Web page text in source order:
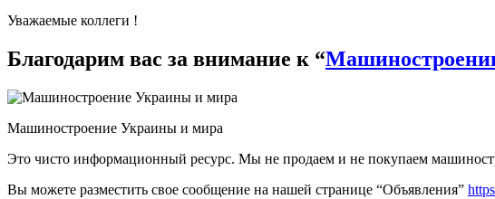
Уважаемые коллеги !
Благодарим вас за внимание к “
Машиностроение Украины и мира
Это чисто информационный ресурс. Мы не продаем и не покупаем
Вы можете разместить свое сообщение на нашей странице “Объявления”